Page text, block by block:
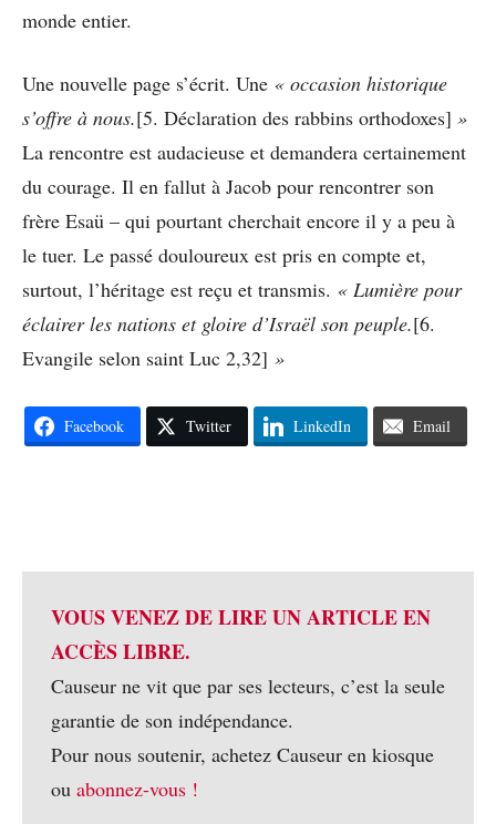
monde entier.
Une nouvelle page s’écrit. Une « occasion historique
s’offre à nous.[5. Déclaration des rabbins orthodoxes] »
La rencontre est audacieuse et demandera certainement
du courage. Il en fallut à Jacob pour rencontrer son
frère Esaü – qui pourtant cherchait encore il y a peu à
le tuer. Le passé douloureux est pris en compte et,
surtout, l’héritage est reçu et transmis. « Lumière pour
éclairer les nations et gloire d’Israël son peuple.[6.
Evangile selon saint Luc 2,32] »
Facebook Twitter LinkedIn Email
VOUS VENEZ DE LIRE UN ARTICLE EN
ACCÈS LIBRE.
Causeur ne vit que par ses lecteurs, c’est la seule
garantie de son indépendance.
Pour nous soutenir, achetez Causeur en kiosque
ou abonnez-vous !